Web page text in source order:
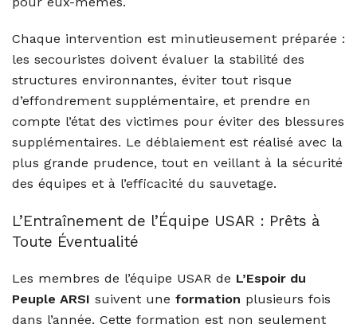
Chaque intervention est minutieusement préparée :
les secouristes doivent évaluer la stabilité des
structures environnantes, éviter tout risque
d’effondrement supplémentaire, et prendre en
compte l’état des victimes pour éviter des blessures
supplémentaires. Le déblaiement est réalisé avec la
plus grande prudence, tout en veillant à la sécurité
des équipes et à l’efficacité du sauvetage.
L’Entraînement de l’Équipe USAR : Prêts à
Toute Éventualité
Les membres de l’équipe USAR de L’Espoir du
Peuple ARSI suivent une formation plusieurs fois
dans l’année. Cette formation est non seulement